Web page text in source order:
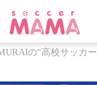
の“高校サッカ